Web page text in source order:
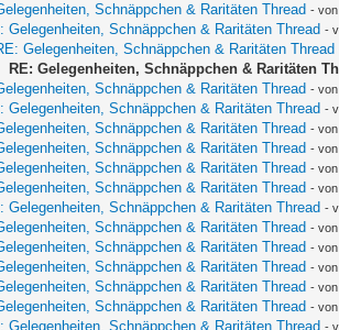
Schnäppchen & Raritäten Thread -
Gelegenheiten, Schnäppchen & Raritäten Thread -
Gelegenheiten, Schnäppchen & Raritäten Thread
RE: Gelegenheiten, Schnäppchen & Raritäten
Schnäppchen & Raritäten Thread -
Gelegenheiten, Schnäppchen & Raritäten Thread -
Schnäppchen & Raritäten Thread - von
Schnäppchen & Raritäten Thread - von
Schnäppchen & Raritäten Thread -
Schnäppchen & Raritäten Thread -
Gelegenheiten, Schnäppchen & Raritäten Thread -
Schnäppchen & Raritäten Thread -
Schnäppchen & Raritäten Thread -
Schnäppchen & Raritäten Thread -
Schnäppchen & Raritäten Thread - von
Schnäppchen & Raritäten Thread -
Gelegenheiten, Schnäppchen & Raritäten Thread -